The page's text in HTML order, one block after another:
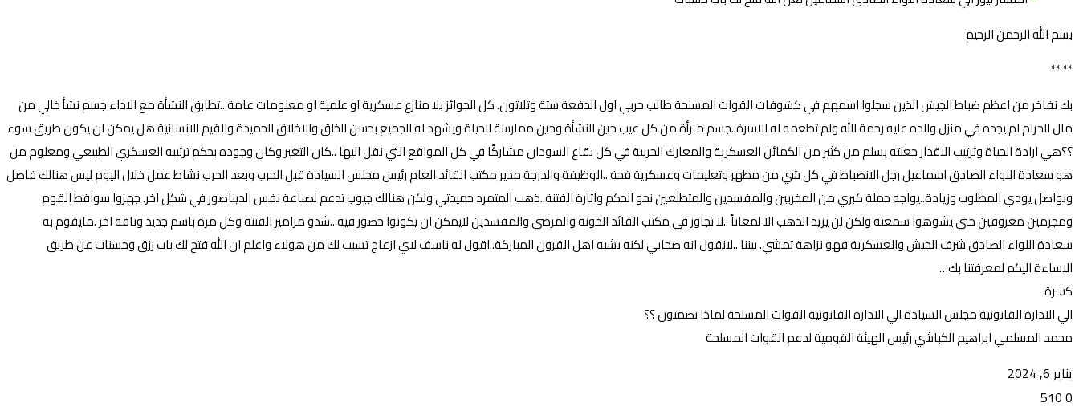
بسم الله الرحمن الرحيم
** **
بك نفاخر من اعظم ضباط الجيش الذين سجلوا اسمهم في كشوفات القوات المسلحة طالب حربي اول الدفعة ستة وثلاثون. كل الجوائز بلا منازع عسكرية او علمية او معلومات عامة ..تطابق النشأة مع الاداء جسم نشأ خالي من
مال الحرام لم يجده في منزل والده عليه رحمة الله ولم تطعمه له الاسرة..جسم مبرأة من كل عيب حين النشأة وحين ممارسة الحياة ويشهد له الجميع بحسن الخلق والاخلاق الحميدة والقيم الانسانية هل يمكن ان يكون طريق سوء
؟؟هي ارادة الحياة وترتيب الاقدار جعلته يسلم من كثير من الكمائن العسكرية والمعارك الحربية في كل بقاع السودان مشاركًا في كل المواقع التي نقل اليها ..كان التغير وكان وجوده بحكم ترتيبه العسكري الطبيعي ومعلوم من
هو سعادة اللواء الصادق اسماعيل رجل الانضباط في كل شي من مظهر وتعليمات وعسكرية قحة ..الوظيفة والدرجة مدير مكتب القائد العام رئيس مجلس السيادة قبل الحرب وبعد الحرب نشاط عمل خلال اليوم ليس هنالك فاصل
ونواصل يودي المطلوب وزيادة..يواجه حملة كبري من المخربين والمفسدين والمتطلعين نحو الحكم واثارة الفتنة..ذهب المتمرد حميدتي ولكن هنالك جيوب تدعم لصناعة نفس الديناصور في شكل اخر. جهزوا سواقط القوم
ومجرمين معروفين حتي يشوهوا سمعته ولكن لن يزيد الذهب الا لمعاناً ..لا تجاوز في مكتب القائد الخونة والمرضي والمفسدين لايمكن ان يكونوا حضور فيه ..شدو مزامير الفتنة وكل مرة باسم جديد وتافه اخر .مايقوم به
سعادة اللواء الصادق شرف الجيش والعسكرية فهو نزاهة تمشي. بيننا ..لانقول انه صحابي لكنه يشبه اهل القرون المباركة..اقول له ناسف لاي ازعاج تسبب لك من هولاء واعلم ان الله فتح لك باب رزق وحسنات عن طريق
الاساءة اليكم لمعرفتنا بك…
كسرة
الي الادارة القانونية مجلس السيادة الي الادارة القانونية القوات المسلحة لماذا تصمتون ؟؟
محمد المسلمي ابراهيم الكباشي رئيس الهيئة القومية لدعم القوات المسلحة
يناير 6, 2024
0